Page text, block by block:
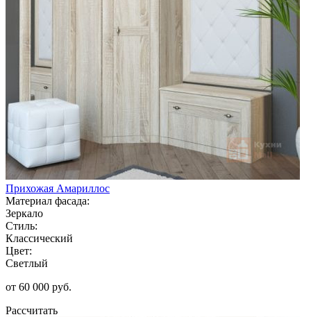
Прихожая Амариллос
Материал фасада:
Зеркало
Стиль:
Классический
Цвет:
Светлый
от 60 000 руб.
Рассчитать